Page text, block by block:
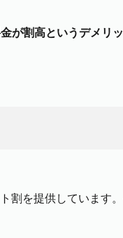
が割高というデメリ
を提供しています